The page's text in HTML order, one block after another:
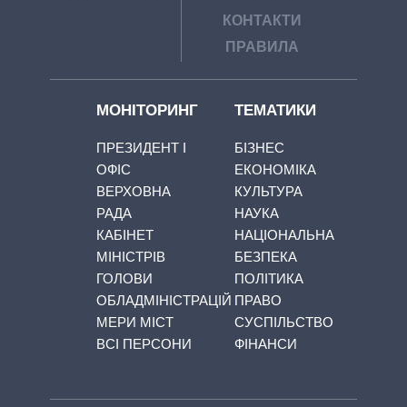
КОНТАКТИ
ПРАВИЛА
МОНІТОРИНГ
ПРЕЗИДЕНТ І
ОФІС
ВЕРХОВНА
РАДА
КАБІНЕТ
МІНІСТРІВ
ГОЛОВИ
ОБЛАДМІНІСТРАЦІЙ
МЕРИ МІСТ
ВСІ ПЕРСОНИ
ТЕМАТИКИ
БІЗНЕС
ЕКОНОМІКА
КУЛЬТУРА
НАУКА
НАЦІОНАЛЬНА
БЕЗПЕКА
ПОЛІТИКА
ПРАВО
СУСПІЛЬСТВО
ФІНАНСИ